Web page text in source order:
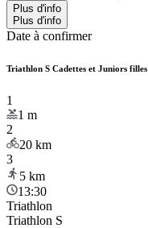
Plus d'info
Plus d'info
Date à confirmer
Triathlon S Cadettes et Juniors filles
1
1 m
2
20 km
3
5 km
13:30
Triathlon
Triathlon S